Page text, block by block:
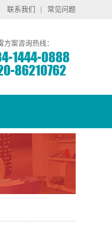
联系我们 常见问题
方案咨询热线：
1444-0888
86210762